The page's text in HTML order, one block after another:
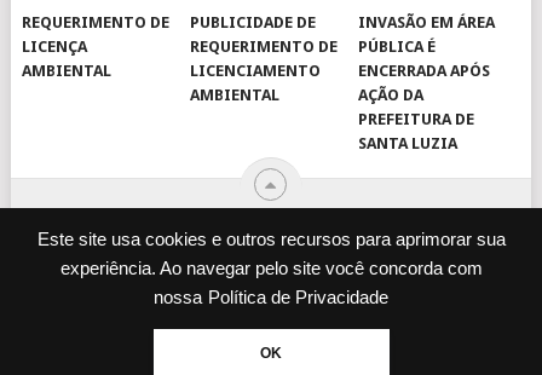
Este site usa cookies e outros recursos para aprimorar sua
experiência. Ao navegar pelo site você concorda com
nossa Política de Privacidade
OK
REQUERIMENTO DE
LICENÇA
AMBIENTAL
PUBLICIDADE DE
REQUERIMENTO DE
LICENCIAMENTO
AMBIENTAL
INVASÃO EM ÁREA
PÚBLICA É
ENCERRADA APÓS
AÇÃO DA
PREFEITURA DE
SANTA LUZIA
JORNAL VIROU NOTÍCIA